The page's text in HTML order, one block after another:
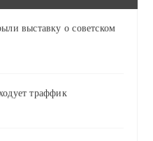
выставку о советском
траффик